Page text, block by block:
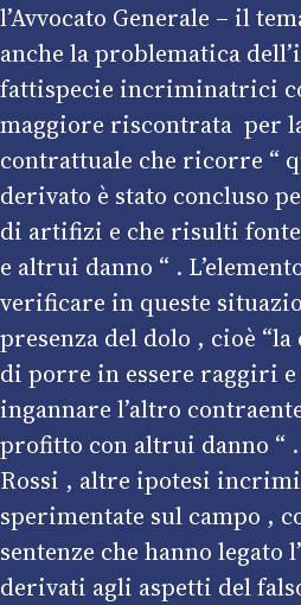
l’Avvocato Generale – il
anche la problematica
fattispecie incriminatrici
maggiore riscontrata per
contrattuale che ricorre “
derivato è stato concluso
di artifizi e che risulti
e altrui danno “ .
verificare in queste
presenza del dolo , cioè
di porre in essere raggiri
ingannare l’altro
profitto con altrui danno “
Rossi , altre ipotesi
sperimentate sul campo ,
sentenze che hanno legato
derivati agli aspetti del